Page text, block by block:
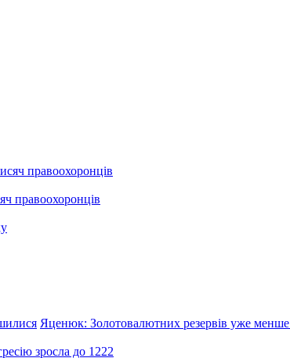
правоохоронців
Яценюк: Золотовалютних резервів уже менше